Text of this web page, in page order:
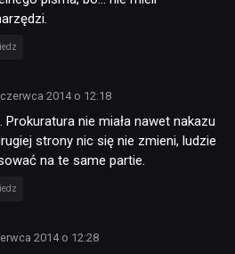
2014 o 12:18
Prokuratura nie miała nawet nakazu
strony nic się nie zmieni, ludzie
na te same partie.
2014 o 12:28